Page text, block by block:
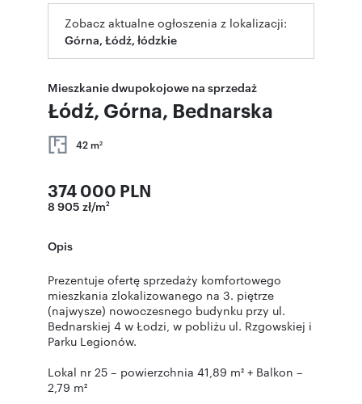
Zobacz aktualne ogłoszenia z lokalizacji:
Górna, Łódź, łódzkie
Mieszkanie dwupokojowe na sprzedaż
Łódź, Górna, Bednarska
42 m2
374 000 PLN
8 905 zł/m2
Opis
Prezentuje ofertę sprzedaży komfortowego
mieszkania zlokalizowanego na 3. piętrze
(najwysze) nowoczesnego budynku przy ul.
Bednarskiej 4 w Łodzi, w pobliżu ul. Rzgowskiej i
Parku Legionów.
Lokal nr 25 – powierzchnia 41,89 m² + Balkon –
2,79 m²